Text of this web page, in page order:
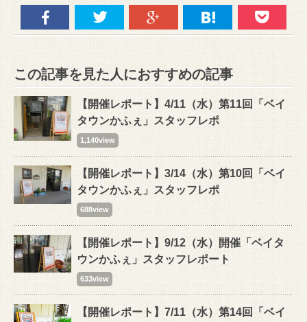
この記事を見た人におすすめの記事
【開催レポート】4/11（水）第11回「ベイ
タウンかふぇ」スタッフレポ
1,140view
【開催レポート】3/14（水）第10回「ベイ
タウンかふぇ」スタッフレポ
688view
【開催レポート】9/12（水）開催「ベイタ
ウンかふぇ」スタッフレポート
633view
【開催レポート】7/11（水）第14回「ベイ